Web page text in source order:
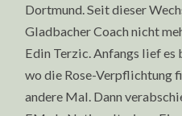
Dortmund. Seit dieser
Gladbacher Coach nicht
Edin Terzic. Anfangs lief
wo die Rose-Verpflichtung
andere Mal. Dann